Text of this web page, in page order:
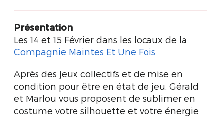
Présentation
Les 14 et 15 Février dans les locaux de la
Compagnie Maintes Et Une Fois
Après des jeux collectifs et de mise en
condition pour être en état de jeu, Gérald
et Marlou vous proposent de sublimer en
costume votre silhouette et votre énergie